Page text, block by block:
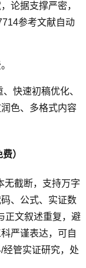
论据支撑严密，
参考文献自动
快速初稿优化、
色、多格式内容
）
无截断，支持万字
、公式、实证数
正文叙述重复，避
严谨表达，可自
管实证研究，处